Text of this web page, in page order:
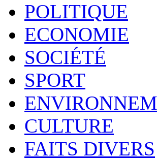
POLITIQUE
ECONOMIE
SOCIÉTÉ
SPORT
CULTURE
FAITS DIVERS